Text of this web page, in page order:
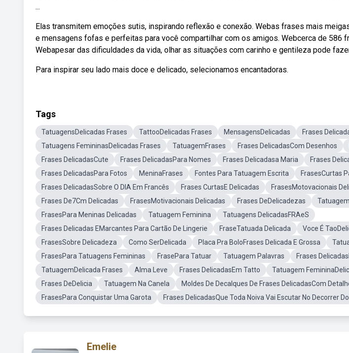
...
Elas transmitem emoções sutis, inspirando reflexão e conexão. Webas frases mais
e mensagens fofas e perfeitas para você compartilhar com os amigos. Webcerca de 586
Webapesar das dificuldades da vida, olhar as situações com carinho e gentileza pode
Para inspirar seu lado mais doce e delicado, selecionamos encantadoras.
Tags
TatuagensDelicadas Frases TattooDelicadas Frases MensagensDelicadas
Frases
Tatuagens FemininasDelicadas Frases
TatuagemFrases Frases DelicadasCom Desenhos
Frases DelicadasCute
Frases DelicadasPara Nomes Frases Delicadasa Maria
Frases
Frases DelicadasPara Fotos
MeninaFrases Fontes Para Tatuagem Escrita
FrasesCurtas
Frases DelicadasSobre O DIA Em Francês
Frases CurtasE Delicadas
FrasesMotovacionais
Frases De7Cm Delicadas
FrasesMotivacionais Delicadas Frases DeDelicadezas
FrasesPara Meninas Delicadas
Tatuagem Feminina
Tatuagens DelicadasFRAeS
Frases Delicadas EMarcantes Para Cartão De Lingerie
FraseTatuada Delicada
Voce É
FrasesSobre Delicadeza
Como SerDelicada Placa Pra BoloFrases Delicada E Grossa
FrasesPara Tatuagens Femininas
FrasePara Tatuar Tatuagem Palavras
Frases
TatuagemDelicada Frases
Alma Leve Frases DelicadasEm Tatto Tatuagem
Frases DeDelicia
Tatuagem Na Canela Moldes De Decalques De Frases DelicadasCom
FrasesPara Conquistar Uma Garota
Frases DelicadasQue Toda Noiva Vai Escutar No Decorrer
Emelie